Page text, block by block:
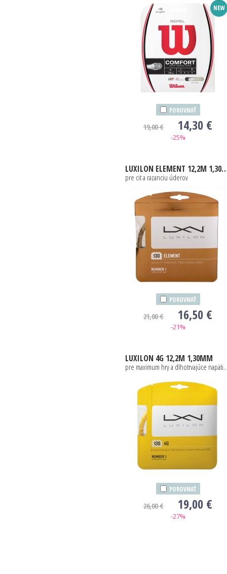
NEW
POROVNAŤ
19,00 € 14,30 €
-25%
LUXILON ELEMENT 12,2M 1,30MM
pre cit a razanciu úderov
POROVNAŤ
21,00 € 16,50 €
-21%
LUXILON 4G 12,2M 1,30MM
pre maximum hry a
POROVNAŤ
26,00 € 19,00 €
-27%